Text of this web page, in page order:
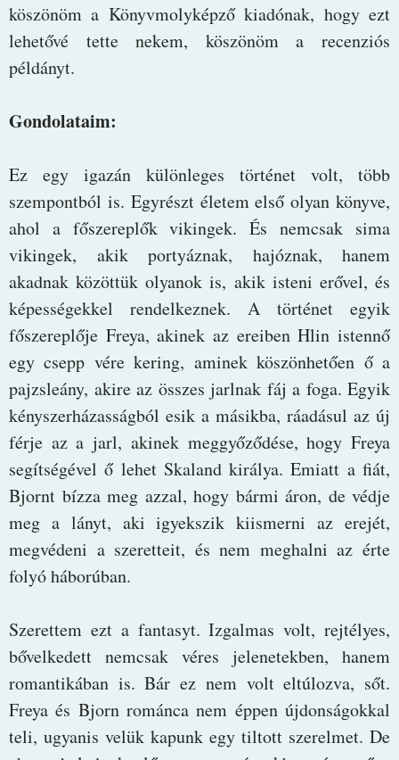
köszönöm a Könyvmolyképző kiadónak, hogy ezt
lehetővé tette nekem, köszönöm a recenziós
példányt.
Gondolataim:
Ez egy igazán különleges történet volt, több
szempontból is. Egyrészt életem első olyan könyve,
ahol a főszereplők vikingek. És nemcsak sima
vikingek, akik portyáznak, hajóznak, hanem
akadnak közöttük olyanok is, akik isteni erővel, és
képességekkel rendelkeznek. A történet egyik
főszereplője Freya, akinek az ereiben Hlin istennő
egy csepp vére kering, aminek köszönhetően ő a
pajzsleány, akire az összes jarlnak fáj a foga. Egyik
kényszerházasságból esik a másikba, ráadásul az új
férje az a jarl, akinek meggyőződése, hogy Freya
segítségével ő lehet Skaland királya. Emiatt a fiát,
Bjornt bízza meg azzal, hogy bármi áron, de védje
meg a lányt, aki igyekszik kiismerni az erejét,
megvédeni a szeretteit, és nem meghalni az érte
folyó háborúban.
Szerettem ezt a fantasyt. Izgalmas volt, rejtélyes,
bővelkedett nemcsak véres jelenetekben, hanem
romantikában is. Bár ez nem volt eltúlozva, sőt.
Freya és Bjorn románca nem éppen újdonságokkal
teli, ugyanis velük kapunk egy tiltott szerelmet. De